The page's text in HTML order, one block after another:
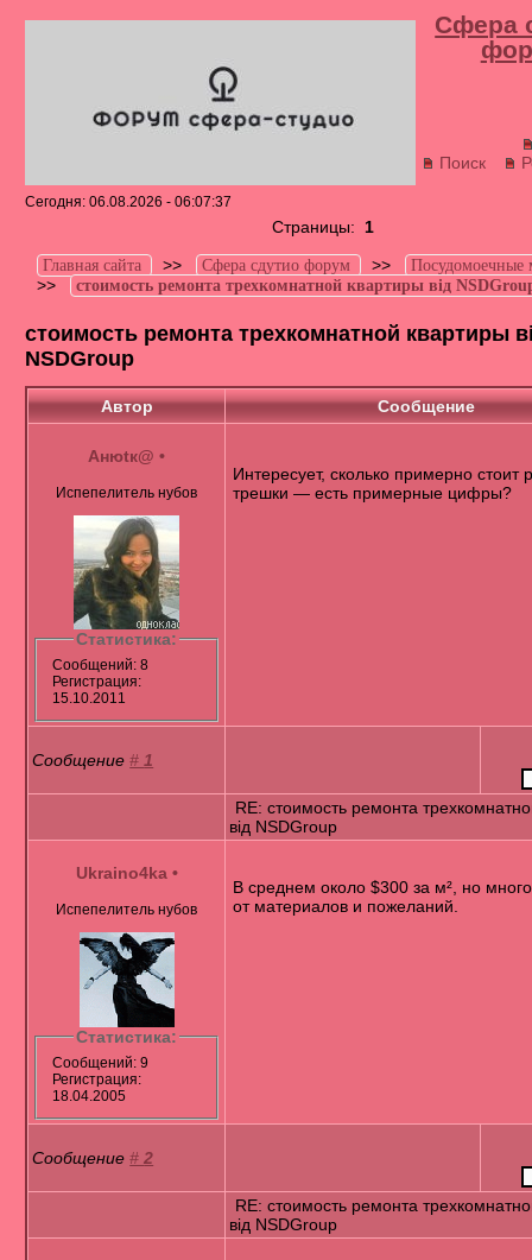
Сфера
Поиск
Сегодня: 06.08.2026 - 06:07:37
Страницы: 1
Главная сайта >> Сфера сдутио форум >>
>> стоимость ремонта трехкомнатной квартиры від
стоимость ремонта трехкомнатной квартиры
NSDGroup
Автор Сообщение
Анюtк@ •
Испепелитель нубов
Статистика:
Сообщений: 8
Регистрация:
15.10.2011
Интересует, сколько примерно стоит
трешки — есть примерные цифры?
Сообщение# 1
RE: стоимость ремонта
від NSDGroup
Ukraino4ka •
Испепелитель нубов
Статистика:
Сообщений: 9
Регистрация:
18.04.2005
В среднем около $300 за м², но
от материалов и пожеланий.
Сообщение#2
RE: стоимость ремонта
від NSDGroup